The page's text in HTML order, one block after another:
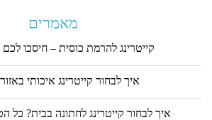
h
s
מאמרים
קייטרינג להרמת כוסית – חיסכו לכם
איך לבחור קייטרינג איכותי
איך לבחור קייטרינג לחתונה בבית? כל